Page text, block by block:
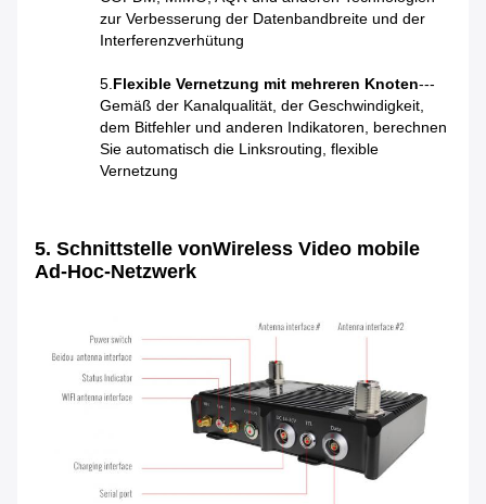
zur Verbesserung der Datenbandbreite und der
Interferenzverhütung
5.Flexible Vernetzung mit mehreren Knoten---
Gemäß der Kanalqualität, der Geschwindigkeit,
dem Bitfehler und anderen Indikatoren, berechnen
Sie automatisch die Linksrouting, flexible
Vernetzung
5. Schnittstelle vonWireless Video mobile
Ad-Hoc-Netzwerk